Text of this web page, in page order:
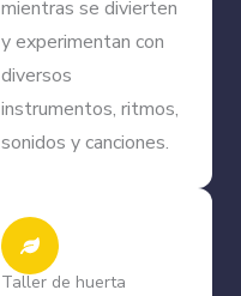
mientras se divierten
y experimentan con
diversos
instrumentos, ritmos,
sonidos y canciones.
Taller de huerta